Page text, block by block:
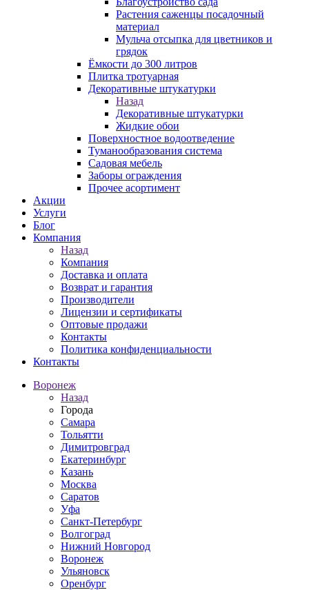
Растения саженцы посадочный
материал
Мульча отсыпка для цветников и
грядок
Ёмкости до 300 литров
Плитка тротуарная
Декоративные штукатурки
Назад
Декоративные штукатурки
Жидкие обои
Поверхностное водоотведение
Туманообразования система
Садовая мебель
Заборы ограждения
Прочее асортимент
Акции
Услуги
Блог
Компания
Назад
Компания
Доставка и оплата
Возврат и гарантия
Производители
Лицензии и сертификаты
Оптовые продажи
Контакты
Политика конфиденциальности
Контакты
Воронеж
Назад
Города
Самара
Тольятти
Димитровград
Екатеринбург
Казань
Москва
Саратов
Уфа
Санкт-Петербург
Волгоград
Нижний Новгород
Воронеж
Ульяновск
Оренбург